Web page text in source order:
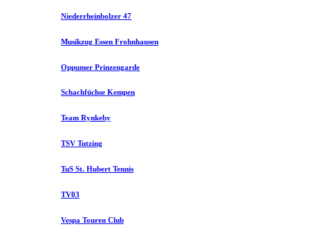
Niederrheinbolzer 47
Musikzug Essen Frohnhausen
Oppumer Prinzengarde
Schachfüchse Kempen
Team Rynkeby
TSV Tutzing
TuS St. Hubert Tennis
TV03
Vespa Touren Club